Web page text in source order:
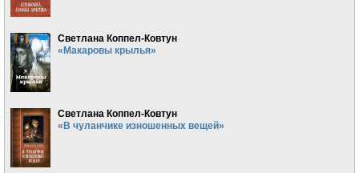
Светлана Коппел-Ковтун
«Макаровы крылья»
Светлана Коппел-Ковтун
«В чуланчике изношенных вещей»